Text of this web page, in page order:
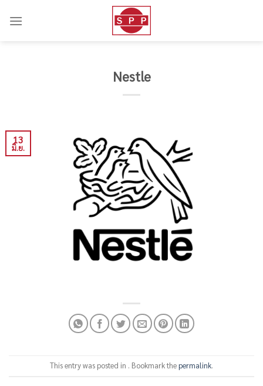
Nestle
13
มิ.ย.
This entry was posted in . Bookmark thepermalink.